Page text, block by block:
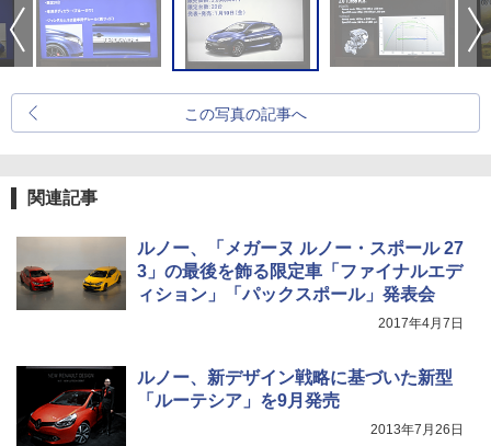
この写真の記事へ
関連記事
ルノー、「メガーヌ ルノー・スポール 27
3」の最後を飾る限定車「ファイナルエデ
ィション」「パックスポール」発表会
2017年4月7日
ルノー、新デザイン戦略に基づいた新型
「ルーテシア」を9月発売
2013年7月26日